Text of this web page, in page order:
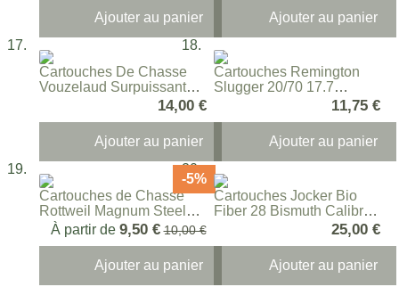
Ajouter au panier Ajouter au panier
Cartouches De Chasse
Vouzelaud Surpuissante
14,00 €
Ajouter au panier
Cartouches Remington
Slugger 20/70 17.7
11,75 €
Ajouter au panier
Cartouches de Chasse
Rottweil Magnum Steel
Cal 20/76
-5%
À partir de 9,50 € Prix normal
10,00 €
Ajouter au panier
Cartouches Jocker Bio
Fiber 28 Bismuth Calibre
25,00 €
Ajouter au panier